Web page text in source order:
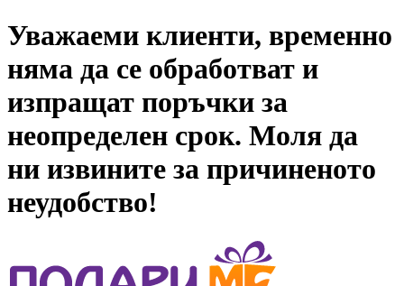
Уважаеми клиенти, временно
няма да се обработват и
изпращат поръчки за
неопределен срок. Моля да
ни извините за причиненото
неудобство!